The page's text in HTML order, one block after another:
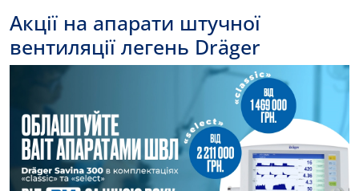
Акції на апарати штучної
вентиляції легень Dräger